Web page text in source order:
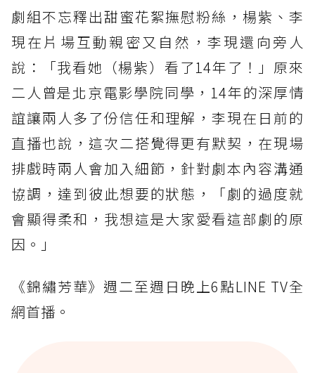
劇組不忘釋出甜蜜花絮撫慰粉絲，楊紫、李
現在片場互動親密又自然，李現還向旁人
說：「我看她（楊紫）看了14年了！」原來
二人曾是北京電影學院同學，14年的深厚情
誼讓兩人多了份信任和理解，李現在日前的
直播也說，這次二搭覺得更有默契，在現場
排戲時兩人會加入細節，針對劇本內容溝通
協調，達到彼此想要的狀態，「劇的過度就
會顯得柔和，我想這是大家愛看這部劇的原
因。」
《錦繡芳華》週二至週日晚上6點LINE TV全
網首播。